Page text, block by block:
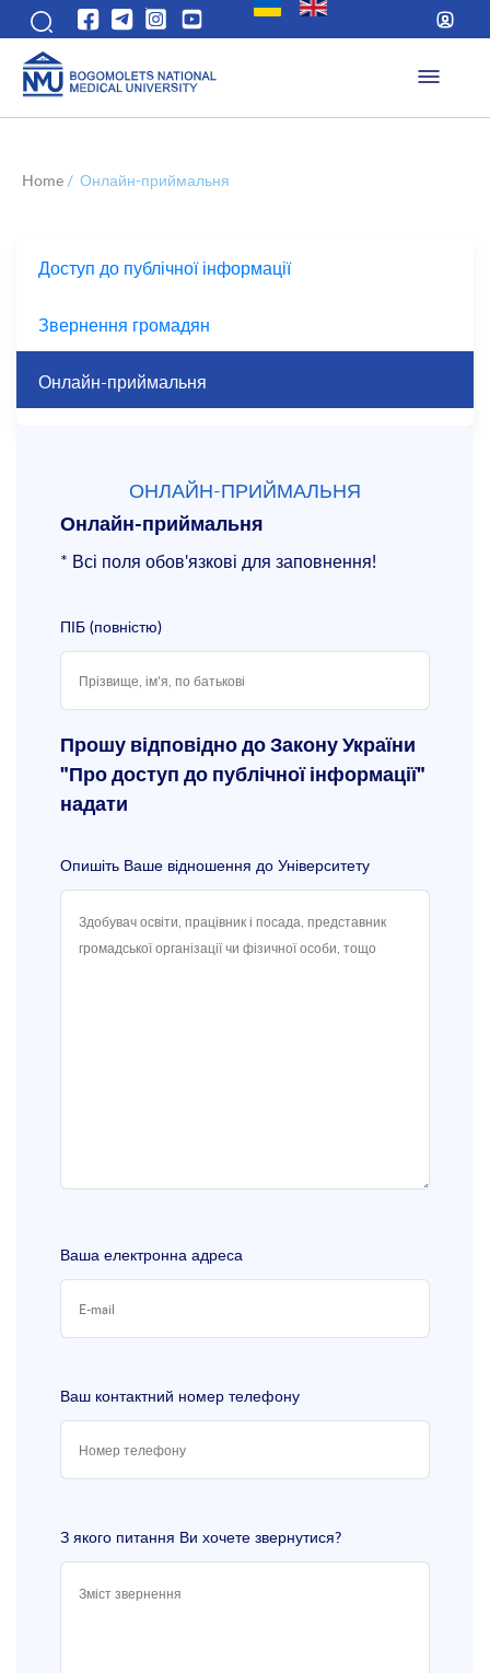
Home / Онлайн-приймальня
Доступ до публічної інформації
Звернення громадян
Онлайн-приймальня
ОНЛАЙН-ПРИЙМАЛЬНЯ
Онлайн-приймальня
* Всі поля обов'язкові для заповнення!
ПІБ (повністю)
Прошу відповідно до Закону України
"Про доступ до публічної інформації"
надати
Опишіть Ваше відношення до Університету
Ваша електронна адреса
Ваш контактний номер телефону
З якого питання Ви хочете звернутися?